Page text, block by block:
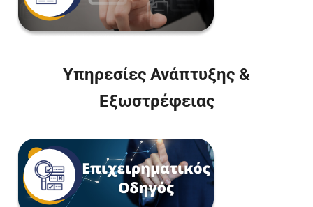
Υπηρεσίες Ανάπτυξης &
Εξωστρέφειας